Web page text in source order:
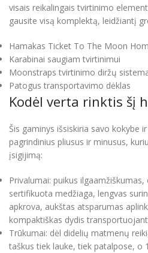
visais reikalingais tvirtinimo
gausite visą komplektą, leidžiantį
Hamakas Ticket To The Moon
Karabinai saugiam tvirtinimui
Moonstraps tvirtinimo diržų
Patogus transportavimo dėklas
Kodėl verta rinktis šį
Šis gaminys išsiskiria savo kokybe
pagrindinius pliusus ir minusus,
įsigijimą:
Privalumai: puikus
sertifikuota medžiaga, lengvas
apkrova, aukštas atsparumas
kompaktiškas dydis
Trūkumai: dėl didelių matmenų
taškus tiek lauke, tiek patalpose, o